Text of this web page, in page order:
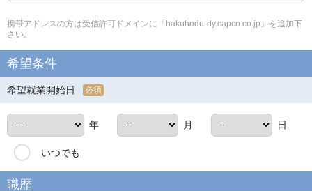
携帯アドレスの方は受信許可ドメインに「hakuhodo-dy.capco.co.jp」を追加下
さい。
希望条件
希望就業開始日 必須
年 月 日
いつでも
職歴